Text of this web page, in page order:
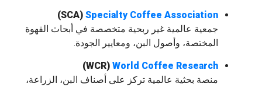
Specialty Coffee Association
(SCA)
جمعية عالمية غير ربحية متخصصة في أبحاث القهوة
المختصة، وأصول البن، ومعايير الجودة.
World Coffee Research
(WCR)
منصة بحثية عالمية تركز على أصناف البن، الزراعة،